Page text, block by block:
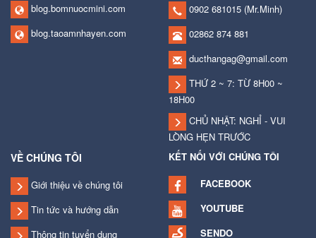
blog.bomnuocmini.com
blog.taoamnhayen.com
0902 681015 (Mr.Minh)
02862 874 881
ducthangag@gmail.com
THỨ 2 ~ 7: TỪ 8H00 ~
18H00
CHỦ NHẬT: NGHỈ - VUI
LÒNG HẸN TRƯỚC
VỀ CHÚNG TÔI
Giới thiệu về chúng tôi
Tin tức và hướng dẫn
Thông tin tuyển dụng
KẾT NỐI VỚI CHÚNG TÔI
FACEBOOK
YOUTUBE
SENDO